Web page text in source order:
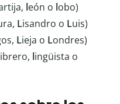
león o lobo)
Lisandro o Luis)
Lieja o Londres)
ibrero, lingüista o